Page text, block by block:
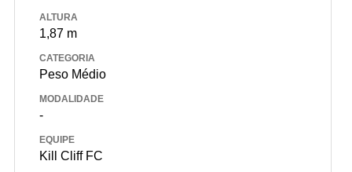
ALTURA
1,87 m
CATEGORIA
Peso Médio
MODALIDADE
-
EQUIPE
Kill Cliff FC